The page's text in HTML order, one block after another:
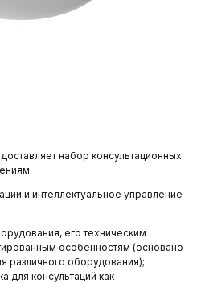
набор консультационных
и интеллектуальное управление
его техническим
особенностям (основано
различного оборудования);
для консультаций как